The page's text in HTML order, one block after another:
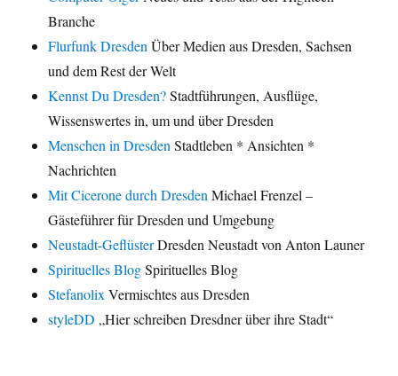
Branche
Flurfunk Dresden Über Medien aus Dresden, Sachsen
und dem Rest der Welt
Kennst Du Dresden?Stadtführungen, Ausflüge,
Wissenswertes in, um und über Dresden
Menschen in Dresden Stadtleben * Ansichten *
Nachrichten
Mit Cicerone durch Dresden Michael Frenzel –
Gästeführer für Dresden und Umgebung
Neustadt-GeflüsterDresden Neustadt von Anton Launer
Spirituelles BlogSpirituelles Blog
Stefanolix Vermischtes aus Dresden
styleDD „Hier schreiben Dresdner über ihre Stadt“